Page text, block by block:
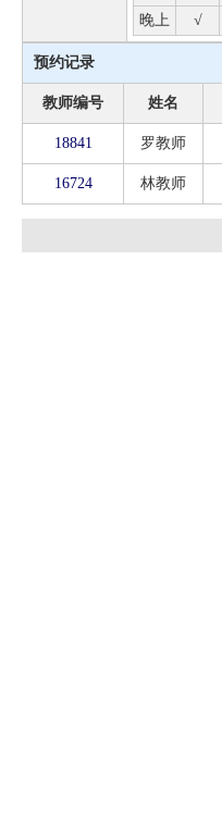
晚上
√
预约记录
教师编号 姓名
18841 罗教师
16724 林教师